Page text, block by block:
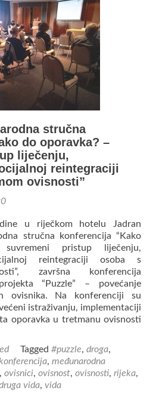
stručna
do oporavka? –
liječenju,
reintegraciji
ovisnosti”
u riječkom hotelu Jadran
stručna konferencija “Kako
pristup liječenju,
reintegraciji osoba s
završna konferencija
“Puzzle” – povećanje
ovisnika. Na konferenciji su
istraživanju, implementaciji
oporavka u tretmanu ovisnosti
Tagged #puzzle, droga,
, međunarodna
, ovisnici, ovisnost, ovisnosti, rijeka,
vida, vida